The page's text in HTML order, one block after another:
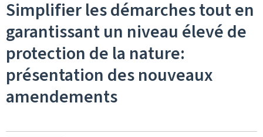
Simplifier les démarches tout en
garantissant un niveau élevé de
protection de la nature:
présentation des nouveaux
amendements